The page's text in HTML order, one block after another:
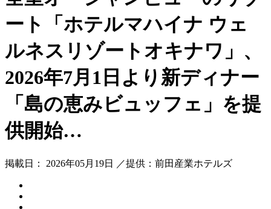
ート「ホテルマハイナ ウェ
ルネスリゾートオキナワ」、
2026年7月1日より新ディナー
「島の恵みビュッフェ」を提
供開始…
掲載日： 2026年05月19日 ／提供：前田産業ホテルズ